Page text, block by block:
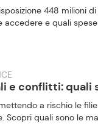
448 milioni
accedere e quali
e conflitti: quali
a rischio le
Scopri quali sono le